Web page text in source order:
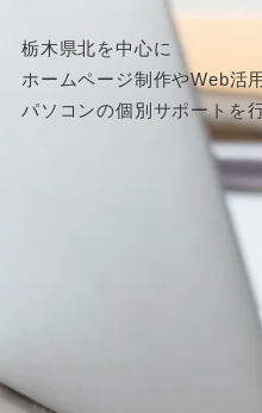
栃木県北を中心に
ホームページ制作やWeb活
パソコンの個別サポートを